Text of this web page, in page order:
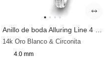
14k Oro Blanco & Circonita
4.0 mm